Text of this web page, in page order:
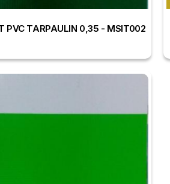
PVC TARPAULIN 0,35 - MSIT002